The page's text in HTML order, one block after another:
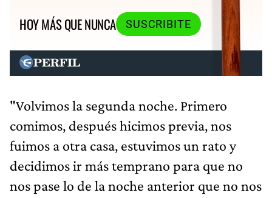
HOY MÁS QUE NUNCA
SUSCRIBITE
"Volvimos la segunda noche. Primero
comimos, después hicimos previa, nos
fuimos a otra casa, estuvimos un rato y
decidimos ir más temprano para que no
nos pase lo de la noche anterior que no nos